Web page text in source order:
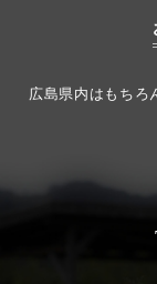
広島県内はもちろ